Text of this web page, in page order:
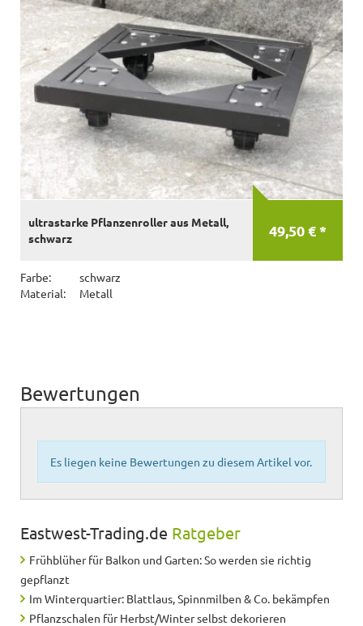
49,50 € *
ultrastarke Pflanzenroller aus Metall,
schwarz
Farbe:
schwarz
Material:
Metall
Bewertungen
Es liegen keine Bewertungen zu diesem Artikel vor.
Eastwest-Trading.de Ratgeber
Frühblüher für Balkon und Garten: So werden sie richtig
gepflanzt
Im Winterquartier: Blattlaus, Spinnmilben & Co. bekämpfen
Pflanzschalen für Herbst/Winter selbst dekorieren